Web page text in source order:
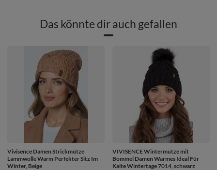
Das könnte dir auch gefallen
Vivisence Damen Strickmütze
Lammwolle Warm Perfekter Sitz Im
Winter, Beige
VIVISENCE Wintermütze mit
Bommel Damen Warmes Ideal Für
Kalte Wintertage 7014, schwarz